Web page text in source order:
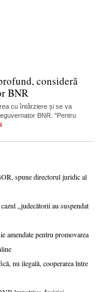
consideră
BNR
cu întârziere și se va
BNR. "Pentru
spune directorul juridic al
„judecătorii au suspendat
amendate pentru promovarea
nu ilegală, cooperarea între